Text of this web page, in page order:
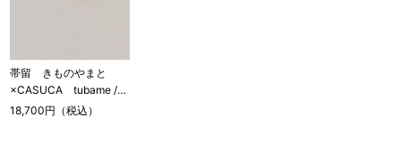
帯留 きものやまと
×CASUCA tubame /
gold
18,700円（税込）